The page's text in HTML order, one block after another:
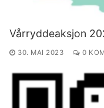
Vårryddeaksjon
30. MAI 2023 0